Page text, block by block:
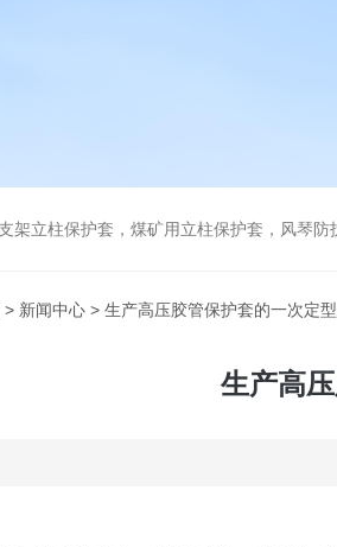
架立柱保护套，煤矿用立柱保护套，风琴
> 新闻中心 > 生产高压胶管保护套的一次定
生产高